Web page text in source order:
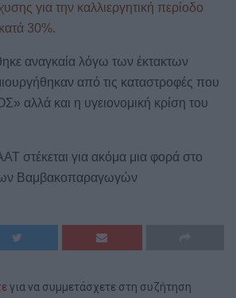
για την καλλιεργητική περίοδο
30%.
αναγκαία λόγω των έκτακτων
από τις καταστροφές που
αλλά και η υγειονομική κρίση του
στέκεται για ακόμα μια φορά στο
Βαμβακοπαραγωγών
για να συμμετάσχετε στη συζήτηση